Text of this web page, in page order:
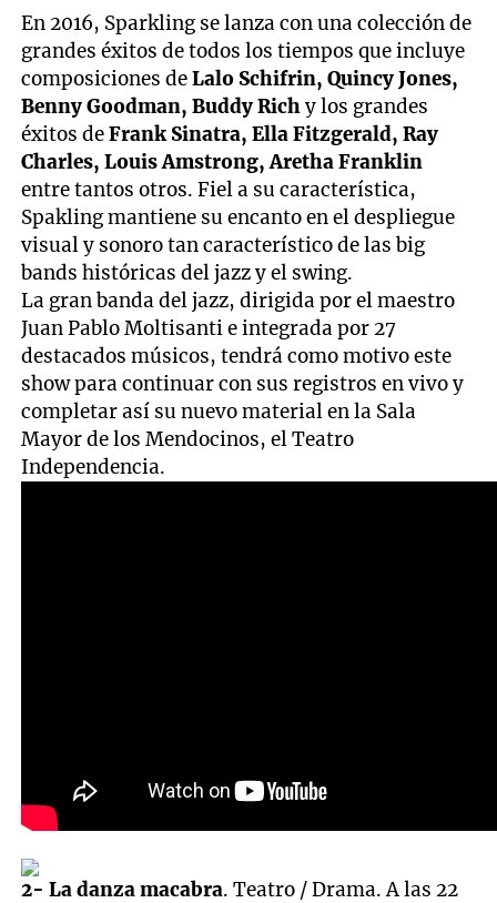
En 2016, Sparkling se lanza con una colección de
grandes éxitos de todos los tiempos que incluye
composiciones deLalo Schifrin, Quincy Jones,
Benny Goodman, Buddy Richy los grandes
éxitos deFrank Sinatra, Ella Fitzgerald, Ray
Charles, Louis Amstrong, Aretha Franklin
entre tantos otros. Fiel a su característica,
Spakling mantiene su encanto en el despliegue
visual y sonoro tan característico de las big
bands históricas del jazz y el swing.
La gran banda del jazz, dirigida por el maestro
Juan Pablo Moltisanti e integrada por 27
destacados músicos, tendrá como motivo este
show para continuar con sus registros en vivo y
completar así su nuevo material en la Sala
Mayor de los Mendocinos, el Teatro
Independencia.
2- La danza macabra. Teatro / Drama. A las 22